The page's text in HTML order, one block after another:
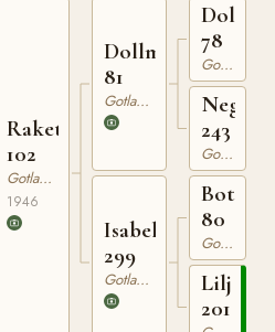
Raketen
102
Gotlandsruss
1946
Dollman
81
Gotlandsruss
Isabella
299
Gotlandsruss
Dolle
78
Gotlandsruss
Nego
243
Gotlandsruss
Botajr
80
Gotlandsruss
Liljan
201